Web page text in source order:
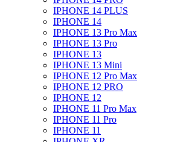
IPHONE 14 PLUS
IPHONE 14
IPHONE 13 Pro Max
IPHONE 13 Pro
IPHONE 13
IPHONE 13 Mini
IPHONE 12 Pro Max
IPHONE 12 PRO
IPHONE 12
IPHONE 11 Pro Max
IPHONE 11 Pro
IPHONE 11